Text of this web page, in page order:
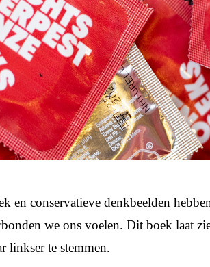
en conservatieve denkbeelden
we ons voelen. Dit boek laat
linkser te stemmen.